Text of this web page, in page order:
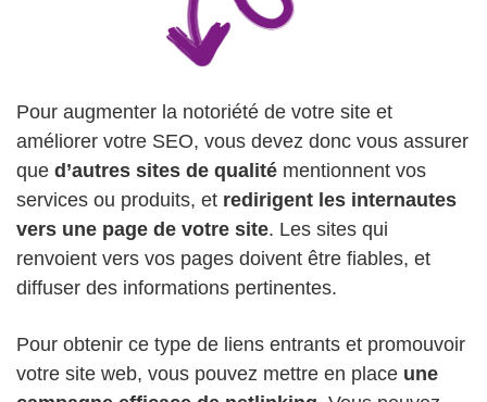
Pour augmenter la notoriété de votre site et
améliorer votre SEO, vous devez donc vous assurer
que d’autres sites de qualité mentionnent vos
services ou produits, et redirigent les internautes
vers une page de votre site. Les sites qui
renvoient vers vos pages doivent être fiables, et
diffuser des informations pertinentes.
Pour obtenir ce type de liens entrants et promouvoir
votre site web, vous pouvez mettre en place une